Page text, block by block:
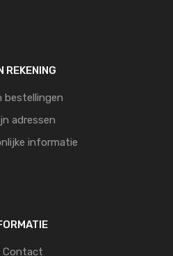
REKENING
bestellingen
adressen
informatie
Contact